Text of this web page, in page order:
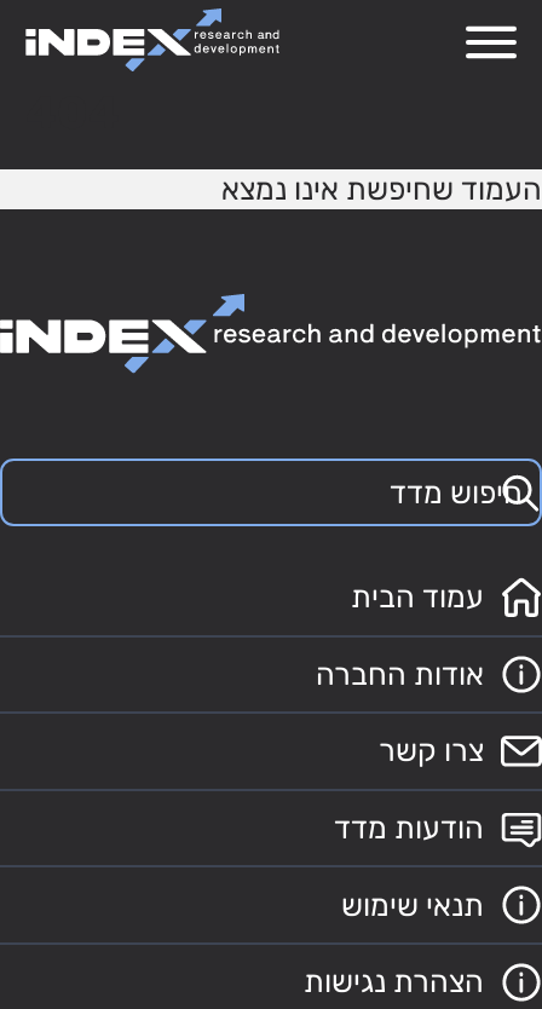
העמוד שחיפשת אינו נמצא
עמוד הבית
אודות החברה
צרו קשר
הודעות מדד
תנאי שימוש
הצהרת נגישות